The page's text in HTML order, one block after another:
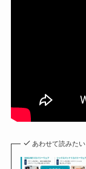
あわせて読みたい